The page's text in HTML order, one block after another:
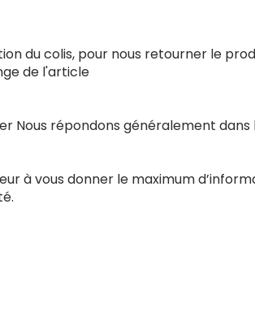
du colis, pour nous retourner le
de l'article
Nous répondons généralement dans
à vous donner le maximum